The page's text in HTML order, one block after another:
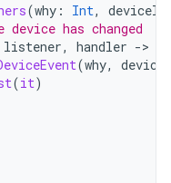
(why : Int, deviceId
has changed
listener, handler -
(why,
(it)